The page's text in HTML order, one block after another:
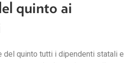
quinto ai
del quinto tutti i dipendenti statali e